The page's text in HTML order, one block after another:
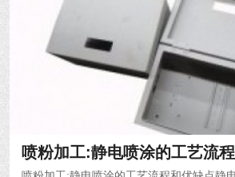
喷粉加工:静电喷涂的工艺流